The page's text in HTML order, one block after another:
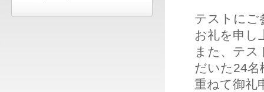
テストにご
お礼を申し
また、テス
だいた24名
重ねて御礼